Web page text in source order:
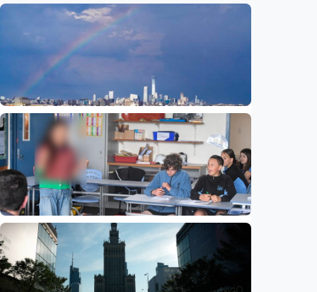
Humaniora
Beijing jadi ibu kota arsitektur dunia
UNESCO-UIA 2029. Apa alasannya?
Indonesia•06 Aug 2026
Humaniora
Sekolah di Selandia Baru tambah mata
pelajaran berbasis industri, dari AI hingga
pariwisata